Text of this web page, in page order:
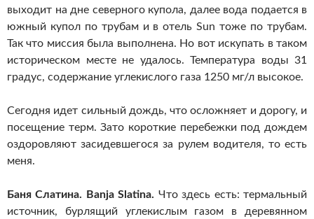
выходит на дне северного купола, далее вода подается в
южный купол по трубам и в отель Sun тоже по трубам.
Так что миссия была выполнена. Но вот искупать в таком
историческом месте не удалось. Температура воды 31
градус, содержание углекислого газа 1250 мг/л высокое.
Сегодня идет сильный дождь, что осложняет и дорогу, и
посещение терм. Зато короткие перебежки под дождем
оздоровляют засидевшегося за рулем водителя, то есть
меня.
Баня Слатина. Banja Slatina. Что здесь есть: термальный
источник, бурлящий углекислым газом в деревянном